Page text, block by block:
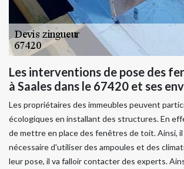
Les interventions de pose des
à Saales dans le 67420 et ses
Les propriétaires des immeubles peuvent
écologiques en installant des structures. En
de mettre en place des fenêtres de toit. Ainsi, il
nécessaire d'utiliser des ampoules et des
leur pose, il va falloir contacter des experts.